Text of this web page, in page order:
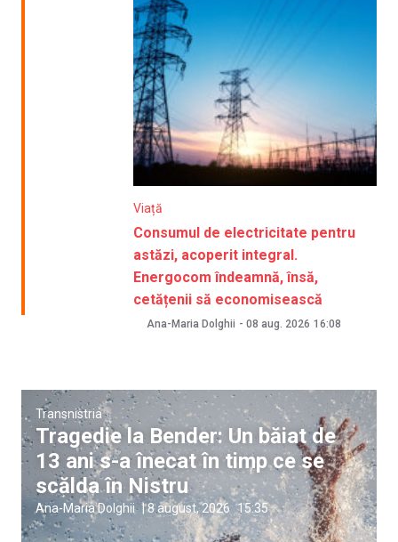
Viață
Consumul de electricitate pentru
astăzi, acoperit integral.
Energocom îndeamnă, însă,
cetățenii să economisească
Ana-Maria Dolghii - 08 aug. 2026 16:08
Transnistria
Tragedie la Bender: Un băiat de
13 ani s-a înecat în timp ce se
scălda în Nistru
Ana-Maria Dolghii |8 august, 2026 15:35